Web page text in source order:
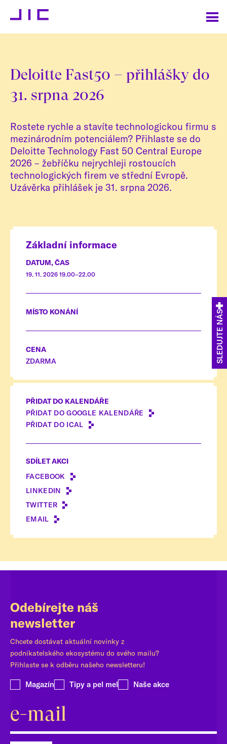
Deloitte Fast50 – přihlášky do
31. srpna 2026
Rostete rychle a stavíte technologickou firmu s
mezinárodním potenciálem? Přihlaste se do
Deloitte Technology Fast 50 Central Europe
2026 – žebříčku nejrychleji rostoucích
technologických firem ve střední Evropě.
Uzávěrka přihlášek je 31. srpna 2026.
Základní informace
DATUM, ČAS
19. 11. 2026 19.00–22.00
MÍSTO KONÁNÍ
CENA
ZDARMA
PŘIDAT DO KALENDÁŘE
PŘIDAT DO GOOGLE KALENDÁŘE
PŘIDAT DO ICAL
SDÍLET AKCI
FACEBOOK
LINKEDIN
TWITTER
EMAIL
SLEDUJTE NÁS
Odebírejte náš
newsletter
Chcete dostávat aktuální novinky z
podnikatelského ekosystému do svého mailu?
Přihlaste se k odběru našeho newsletteru!
Magazín Tipy a pel mel Naše akce